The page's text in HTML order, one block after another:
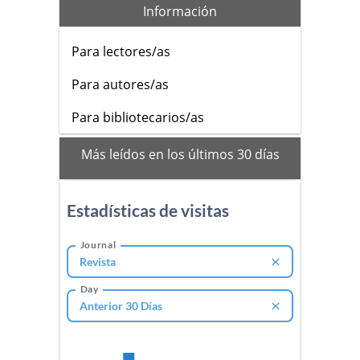
Información
Para lectores/as
Para autores/as
Para bibliotecarios/as
mas_vistos
Más leídos en los últimos 30 días